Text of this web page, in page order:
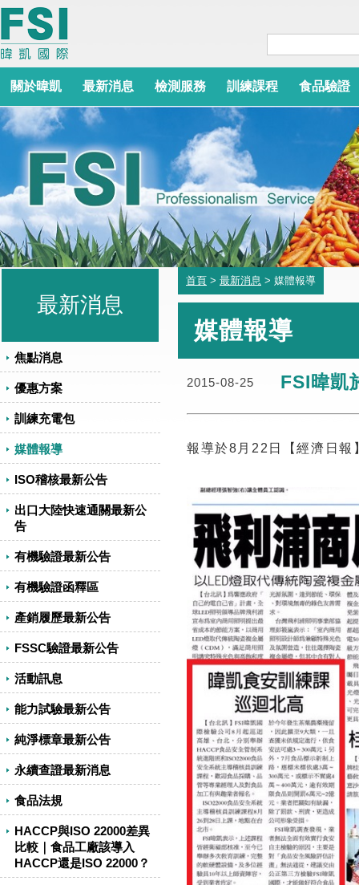
關於暐凱 最新消息 檢測服務 訓練課程 食品驗證
最新消息
焦點消息
優惠方案
訓練充電包
媒體報導
ISO稽核最新公告
出口大陸快速通關最新公
告
有機驗證最新公告
有機驗證函釋區
產銷履歷最新公告
FSSC驗證最新公告
活動訊息
能力試驗最新公告
純淨標章最新公告
永續查證最新消息
食品法規
HACCP與ISO 22000差異
比較｜食品工廠該導入
HACCP還是ISO 22000？
首頁 > 最新消息 > 媒體報導
媒體報導
2015-08-25 FSI暐凱
報導於8月22日【經濟日報